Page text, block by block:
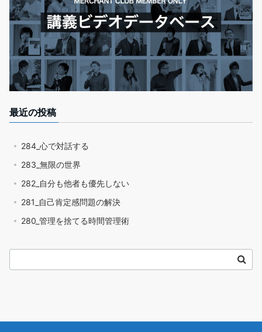
最近の投稿
284_心で対話する
283_無限の世界
282_自分も他者も優先しない
281_自己肯定感問題の解決
280_管理を捨てる時間管理術